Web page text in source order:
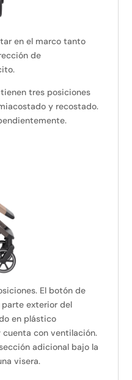
en el marco tanto
de
tres posiciones
y recostado.
El botón de
parte exterior del
en plástico
con ventilación.
adicional bajo la
visera.